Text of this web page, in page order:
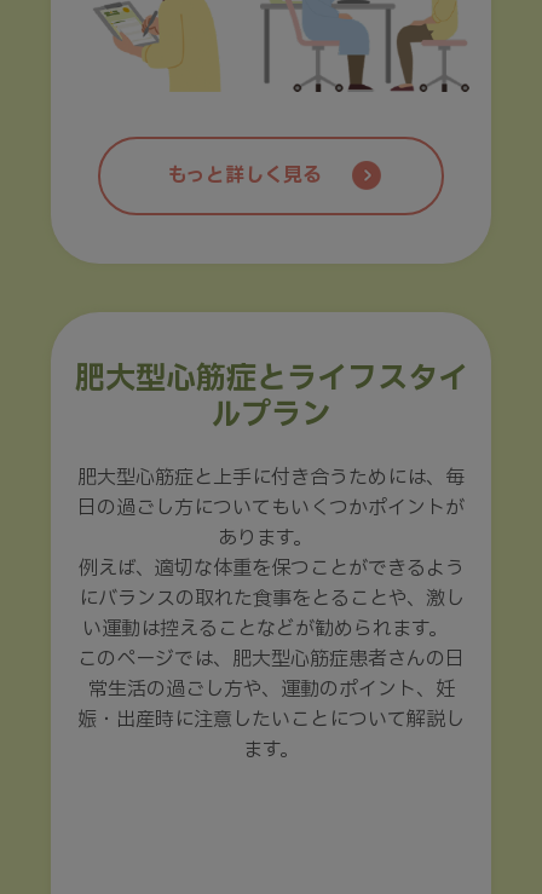
もっと詳しく見る
肥大型心筋症とライフスタイ
ルプラン
肥大型心筋症と上手に付き合うためには、毎
日の過ごし方についてもいくつかポイントが
あります。
例えば、適切な体重を保つことができるよう
にバランスの取れた食事をとることや、激し
い運動は控えることなどが勧められます。
このページでは、肥大型心筋症患者さんの日
常生活の過ごし方や、運動のポイント、妊
娠・出産時に注意したいことについて解説し
ます。